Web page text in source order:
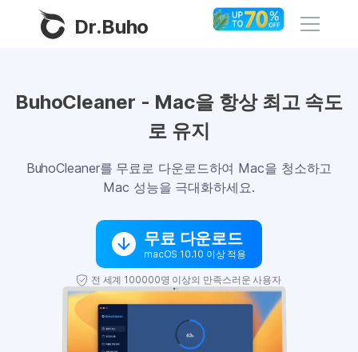
Dr.Buho
BuhoCleaner
BuhoUnlocker
BuhoRepair
BuhoNTFS
BuhoBarX
BuhoLaunchpad
회사
소개
BuhoCleaner - Mac을 항상 최고 속도
로 유지
BuhoCleaner를 무료로 다운로드하여 Mac을 청소하고
Mac 성능을 극대화하세요.
무료 다운로드
macOS 10.10 이상 적용
전 세계 100000명 이상의 만족스러운 사용자